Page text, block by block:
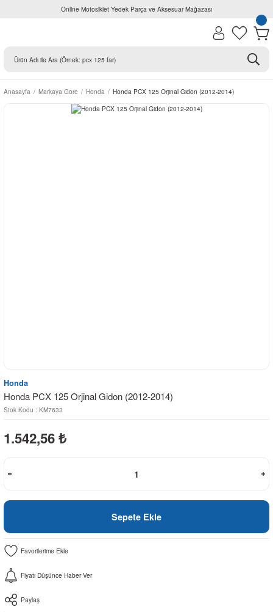
Online Motosiklet Yedek Parça ve Aksesuar Mağazası
Anasayfa Markaya Göre Honda Honda PCX 125 Orjinal Gidon (2012-2014)
Honda
Honda PCX 125 Orjinal Gidon (2012-2014)
Stok Kodu : KM7633
1.542,56 ₺
Sepete Ekle
Fiyatı Düşünce Haber Ver
Paylaş